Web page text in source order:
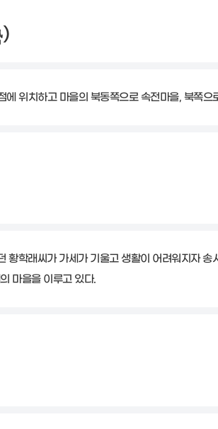
)
위치하고 마을의 북동쪽으로 속전마을, 북쪽으
황학래씨가 가세가 기울고 생활이 어려워지자
마을을 이루고 있다.